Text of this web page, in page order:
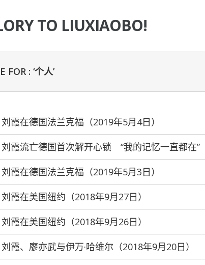
TO LIUXIAOBO!
FOR : ‘个人’
霞在德国法兰克福（2019年5月4日）
霞流亡德国首次解开心锁 “我的记忆一直都在”
霞在德国法兰克福（2019年5月3日）
霞在美国纽约（2018年9月27日）
霞在美国纽约（2018年9月26日）
霞、廖亦武与伊万·哈维尔（2018年9月20日）